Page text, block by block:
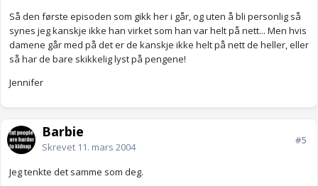
Så den første episoden som gikk her i går, og uten å bli personlig så
synes jeg kanskje ikke han virket som han var helt på nett... Men hvis
damene går med på det er de kanskje ikke helt på nett de heller, eller
så har de bare skikkelig lyst på pengene!
Jennifer
Barbie
Skrevet 11. mars 2004
#5
Jeg tenkte det samme som deg.